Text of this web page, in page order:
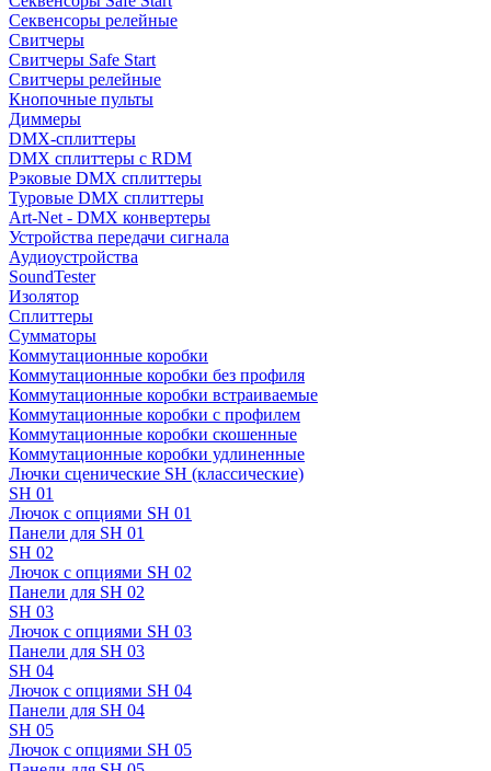
Секвенсоры релейные
Свитчеры
Свитчеры Safe Start
Свитчеры релейные
Кнопочные пульты
Диммеры
DMX-сплиттеры
DMX сплиттеры с RDM
Рэковые DMX сплиттеры
Туровые DMX сплиттеры
Art-Net - DMX конвертеры
Устройства передачи сигнала
Аудиоустройства
SoundTester
Изолятор
Сплиттеры
Сумматоры
Коммутационные коробки
Коммутационные коробки без профиля
Коммутационные коробки встраиваемые
Коммутационные коробки с профилем
Коммутационные коробки скошенные
Коммутационные коробки удлиненные
Лючки сценические SH (классические)
SH 01
Лючок с опциями SH 01
Панели для SH 01
SH 02
Лючок с опциями SH 02
Панели для SH 02
SH 03
Лючок с опциями SH 03
Панели для SH 03
SH 04
Лючок с опциями SH 04
Панели для SH 04
SH 05
Лючок с опциями SH 05